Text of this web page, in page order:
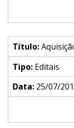
Título:
Tipo: Editais
Data: 25/07/